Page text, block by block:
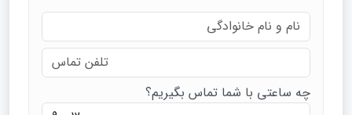
چه ساعتی با شما تماس بگیریم؟